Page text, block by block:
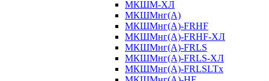
МКШМ-ХЛ
МКШМнг(А)
МКШМнг(А)-FRHF
МКШМнг(А)-FRHF-ХЛ
МКШМнг(А)-FRLS
МКШМнг(А)-FRLS-ХЛ
МКШМнг(А)-FRLSLTx